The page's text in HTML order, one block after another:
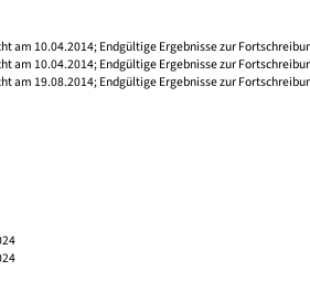
am 10.04.2014; Endgültige Ergebnisse zur
am 10.04.2014; Endgültige Ergebnisse zur
am 19.08.2014; Endgültige Ergebnisse zur